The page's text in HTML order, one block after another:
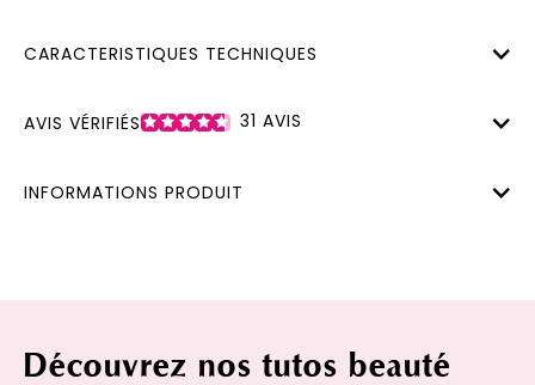
CARACTERISTIQUES TECHNIQUES
AVIS VÉRIFIÉS 31 AVIS
INFORMATIONS PRODUIT
Découvrez nos tutos beauté